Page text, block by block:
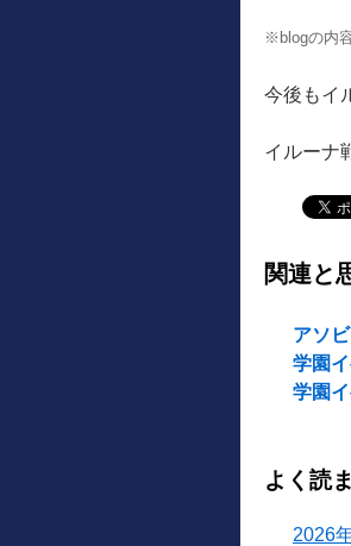
※blogの内
今後もイ
イルーナ
関連と
アソ
学園
学園
よく読
2026